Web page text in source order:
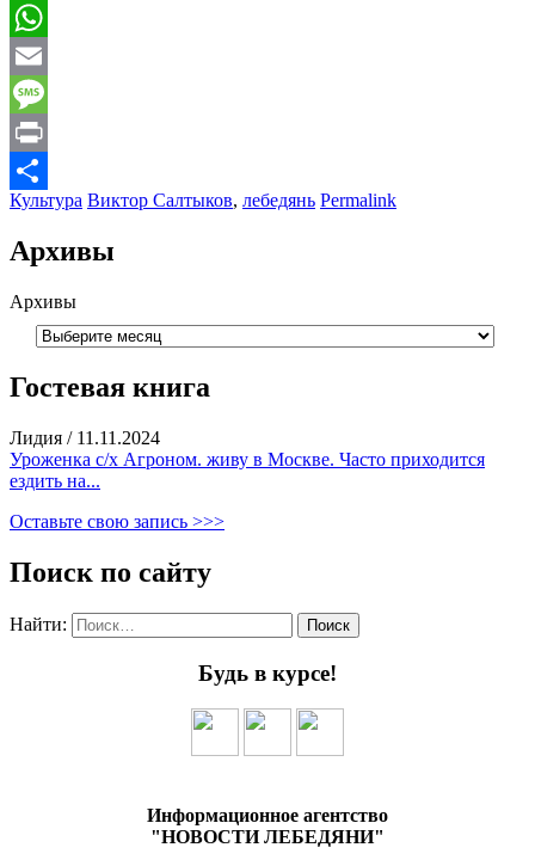
Mail.Ru
WhatsApp
Email
Message
Print
Отправить
Культура Виктор Салтыков, лебедянь Permalink
Архивы
Архивы
Гостевая книга
Лидия / 11.11.2024
Уроженка с/х Агроном. живу в Москве. Часто приходится
ездить на...
Оставьте свою запись >>>
Поиск по сайту
Найти:
Будь в курсе!
Информационное агентство
"НОВОСТИ ЛЕБЕДЯНИ"